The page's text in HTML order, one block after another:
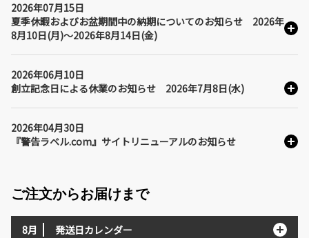
2026年07月15日
夏季休暇およびお盆期間中の納期についてのお知らせ 2026年
8月10日(月)～2026年8月14日(金)
2026年06月10日
創立記念日による休業のお知らせ 2026年7月8日(水)
2026年04月30日
『警告ラベル.com』サイトリニューアルのお知らせ
ご注文からお届けまで
8月 発送日カレンダー